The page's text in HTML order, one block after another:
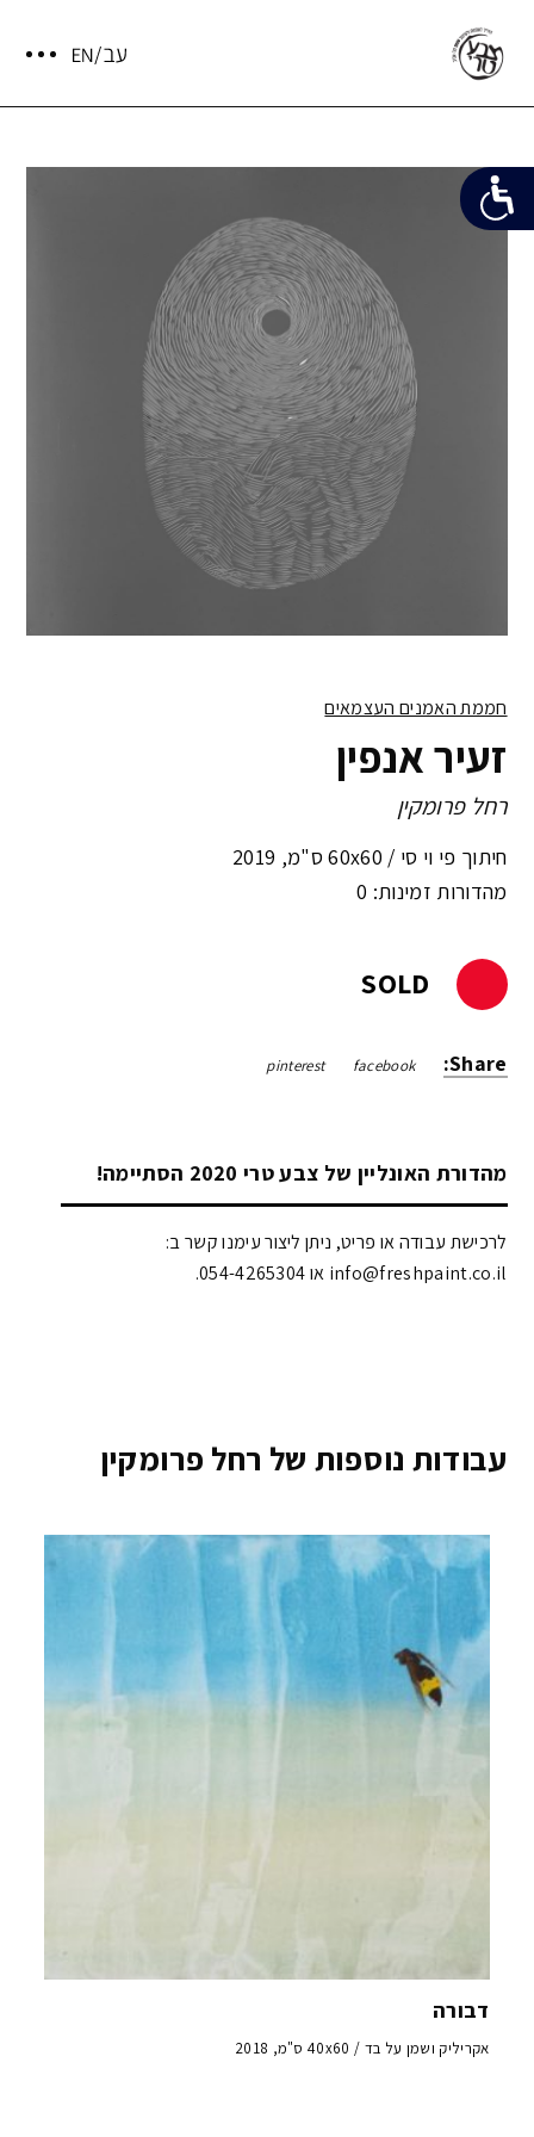
חממת האמנים העצמאים
זעיר אנפין
רחל פרומקין
חיתוך פי וי סי / 60x60 ס"מ ,
מהדורות זמינות: 0
SOLD
Share:
facebook
pinterest
מהדורת האונליין של צבע טרי 2020 הסתיימה!
לרכישת עבודה או פריט, ניתן ליצור עימנו קשר ב:
info@freshpaint.co.il‏ או 054-4265304.
עבודות נוספות של רחל פרומקין
דבורה
אקריליק ושמן על בד / 40x60 ס"מ, 2018